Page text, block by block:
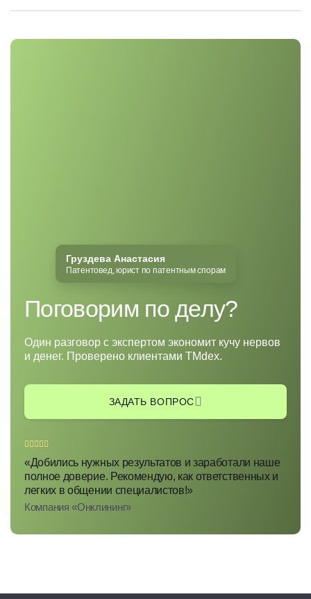
Поговорим по делу?
Один разговор с экспертом экономит кучу нервов
и денег. Проверено клиентами TMdex.
ЗАДАТЬ ВОПРОС
«Добились нужных результатов и заработали наше
полное доверие. Рекомендую, как ответственных и
легких в общении специалистов!»
Компания «Онклининг»
Груздева Анастасия
Патентовед, юрист по патентным спорам